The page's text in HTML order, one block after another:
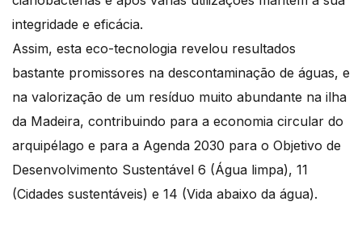
integridade e eficácia.
Assim, esta eco-tecnologia revelou resultados
bastante promissores na descontaminação de águas, e
na valorização de um resíduo muito abundante na ilha
da Madeira, contribuindo para a economia circular do
arquipélago e para a Agenda 2030 para o Objetivo de
Desenvolvimento Sustentável 6 (Água limpa), 11
(Cidades sustentáveis) e 14 (Vida abaixo da água).